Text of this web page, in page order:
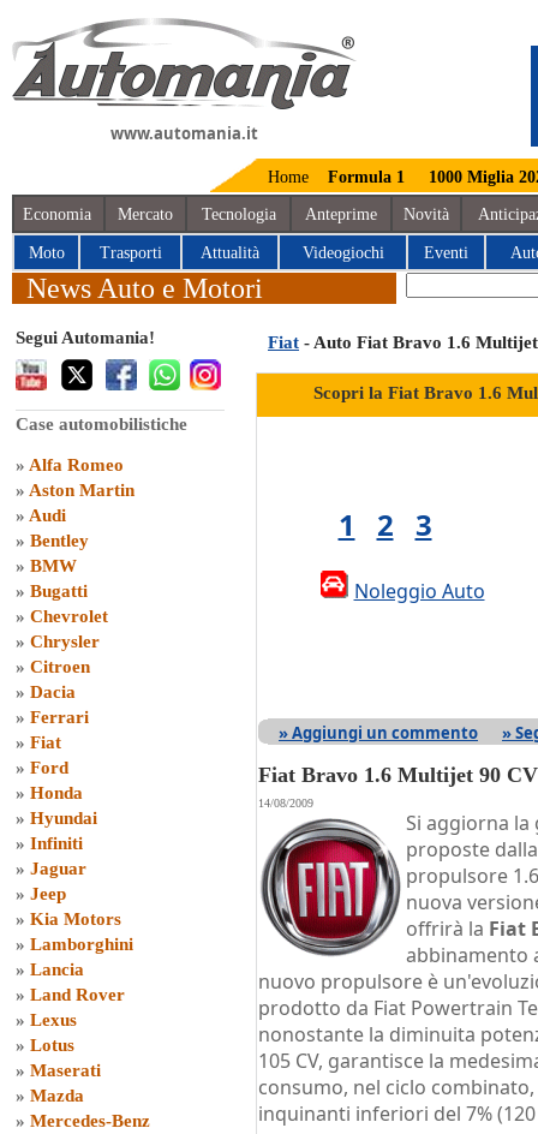
www.automania.it
Home Formula 1 1000 Miglia
Economia Mercato Tecnologia Anteprime Novità
Moto Trasporti Attualità Videogiochi Eventi
News Auto e Motori
Segui Automania!
Case automobilistiche
» Alfa Romeo
» Aston Martin
» Audi
» Bentley
» BMW
» Bugatti
» Chevrolet
» Chrysler
» Citroen
» Dacia
» Ferrari
» Fiat
» Ford
» Honda
» Hyundai
» Infiniti
» Jaguar
» Jeep
» Kia Motors
» Lamborghini
» Lancia
» Land Rover
» Lexus
» Lotus
» Maserati
» Mazda
» Mercedes-Benz
Fiat - Auto Fiat Bravo 1.6
Scopri la Fiat Bravo 1.6
1 2 3
Noleggio Auto
» Aggiungi un commento »
Fiat Bravo 1.6 Multijet 90
14/08/2009
Si aggiorna
proposte
propulsore
nuova
offrirà la Fiat
abbinamento
nuovo propulsore è
prodotto da Fiat Powertrain
nonostante la diminuita
105 CV, garantisce la
consumo, nel ciclo
inquinanti inferiori del 7%